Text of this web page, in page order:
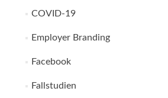
COVID-19
Employer Branding
Facebook
Fallstudien